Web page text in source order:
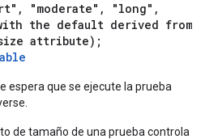
"moderate", "long",
the default derived from
attribute);
espera que se ejecute la prueba
de tamaño de una prueba controla